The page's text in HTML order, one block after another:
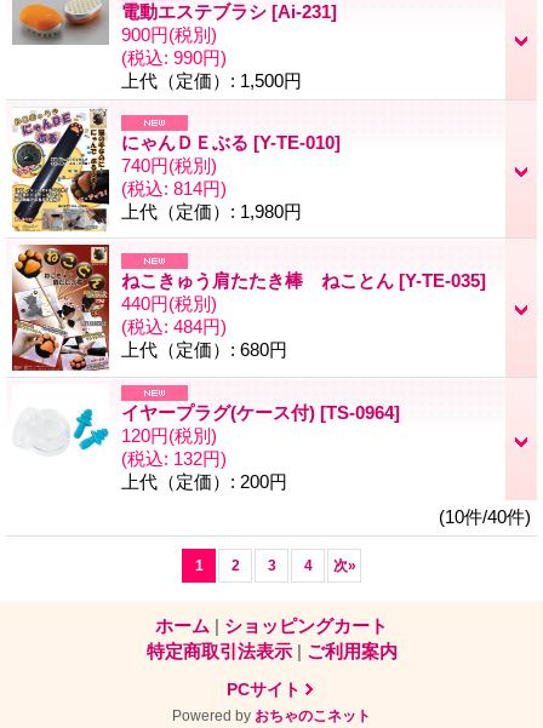
電動エステブラシ [Ai-231]
900円(税別)
(税込: 990円)
上代（定価） : 1,500円
にゃんＤＥぶる [Y-TE-010]
740円(税別)
(税込: 814円)
上代（定価） : 1,980円
ねこきゅう肩たたき棒 ねことん [Y-TE-035]
440円(税別)
(税込: 484円)
上代（定価） : 680円
イヤープラグ(ケース付) [TS-0964]
120円(税別)
(税込: 132円)
上代（定価） : 200円
(10件/40件)
1 2 3 4 次»
ホーム | ショッピングカート
特定商取引法表示 | ご利用案内
PCサイト
Powered by おちゃのこネット